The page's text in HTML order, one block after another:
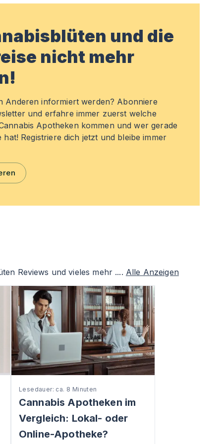
und die
nicht mehr
Anderen informiert werden? Abonniere
und erfahre immer zuerst welche
Apotheken kommen und wer gerade
hat! Registriere dich jetzt und bleibe immer
Reviews und vieles mehr .... Alle Anzeigen
Lesedauer: ca. 8 Minuten
Cannabis Apotheken im
Vergleich: Lokal- oder
Online-Apotheke?